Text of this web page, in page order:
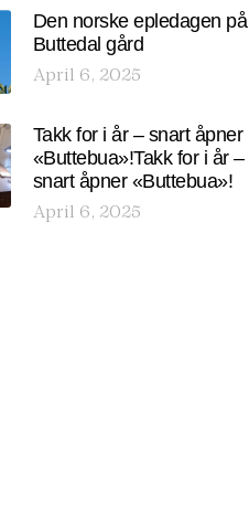
Den norske epledagen på
Buttedal gård
April 6, 2025
Takk for i år – snart åpner
«Buttebua»!Takk for i år –
snart åpner «Buttebua»!
April 6, 2025